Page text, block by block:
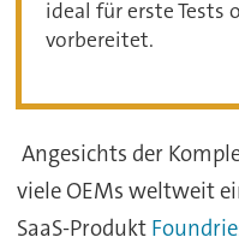
ideal für erste Tests
vorbereitet.
Angesichts der
viele OEMs weltweit
SaaS-Produkt